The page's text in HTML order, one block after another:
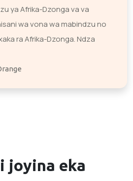
ya Afrika-Dzonga va va
wa vona wa mabindzu no
ra Afrika-Dzonga. Ndza
joyina eka